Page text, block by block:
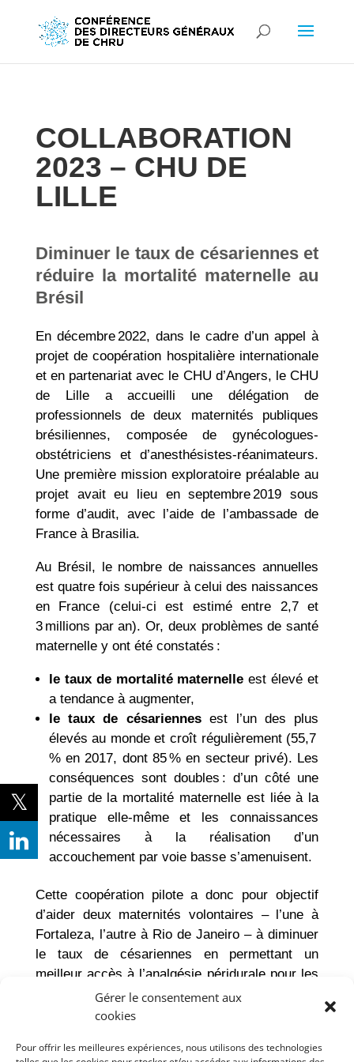
Gérer le consentement aux
cookies
Pour offrir les meilleures expériences, nous utilisons des technologies
COLLABORATION
2023 – CHU DE
LILLE
Diminuer le taux de césariennes et
réduire la mortalité maternelle au
Brésil
En décembre 2022, dans le cadre d’un appel à
projet de coopération hospitalière internationale
et en partenariat avec le CHU d’Angers, le CHU
de Lille a accueilli une délégation de
professionnels de deux maternités publiques
brésiliennes, composée de gynécologues-
obstétriciens et d’anesthésistes-réanimateurs.
Une première mission exploratoire préalable au
projet avait eu lieu en septembre 2019 sous
forme d’audit, avec l’aide de l’ambassade de
France à Brasilia.
Au Brésil, le nombre de naissances annuelles
est quatre fois supérieur à celui des naissances
en France (celui-ci est estimé entre 2,7 et
3 millions par an). Or, deux problèmes de santé
maternelle y ont été constatés :
le taux de mortalité maternelle est élevé et
a tendance à augmenter,
le taux de césariennesest l’un des plus
élevés au monde et croît régulièrement (55,7
% en 2017, dont 85 % en secteur privé). Les
conséquences sont doubles : d’un côté une
partie de la mortalité maternelle est liée à la
pratique elle-même et les connaissances
nécessaires à la réalisation d’un
accouchement par voie basse s’amenuisent.
Cette coopération pilote a donc pour objectif
d’aider deux maternités volontaires – l’une à
Fortaleza, l’autre à Rio de Janeiro – à diminuer
le taux de césariennes en permettant un
meilleur accès à l’analgésie péridurale pour les
femmes enceintes. Elle ambitionne à terme
d’avoir un impact national au Brésil, le but étant
due au recours anormalement élevé et quasi